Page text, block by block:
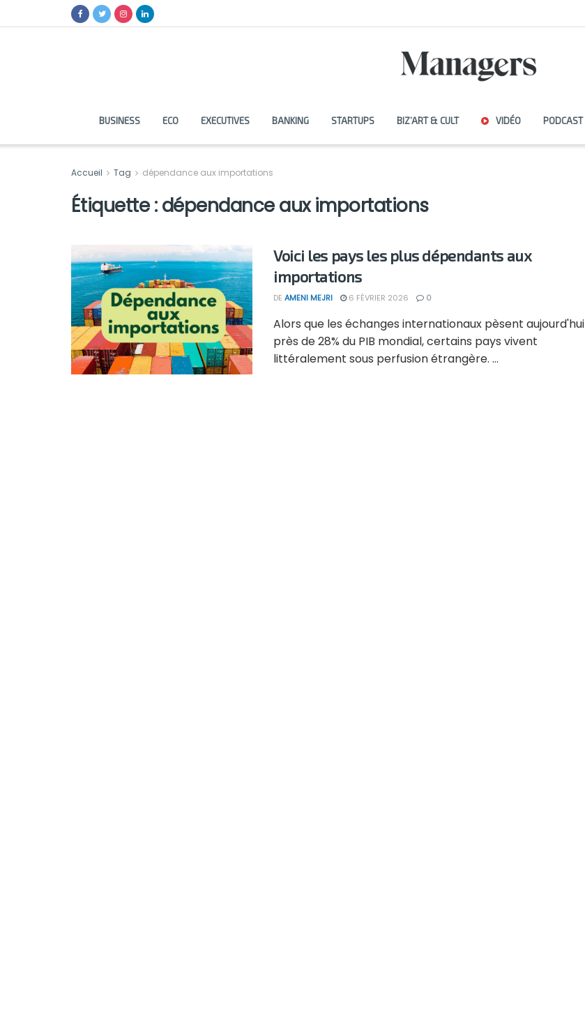
BUSINESS ECO EXECUTIVES BANKING STARTUPS BIZ’ART & CULT VIDÉO PODCAST
Accueil Tag dépendance aux importations
Étiquette :dépendance aux importations
Voici les pays les plus dépendants aux
importations
DE AMENI MEJRI 6 FÉVRIER 2026 0
Alors que les échanges internationaux pèsent aujourd'hui
près de 28% du PIB mondial, certains pays vivent
littéralement sous perfusion étrangère. ...